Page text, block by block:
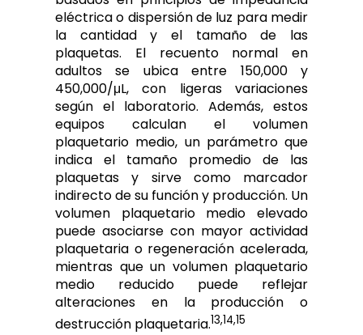
eléctrica o dispersión de luz para medir
la cantidad y el tamaño de las
plaquetas. El recuento normal en
adultos se ubica entre 150,000 y
450,000/μL, con ligeras variaciones
según el laboratorio. Además, estos
equipos calculan el volumen
plaquetario medio, un parámetro que
indica el tamaño promedio de las
plaquetas y sirve como marcador
indirecto de su función y producción. Un
volumen plaquetario medio elevado
puede asociarse con mayor actividad
plaquetaria o regeneración acelerada,
mientras que un volumen plaquetario
medio reducido puede reflejar
alteraciones en la producción o
destrucción plaquetaria.13,14,15